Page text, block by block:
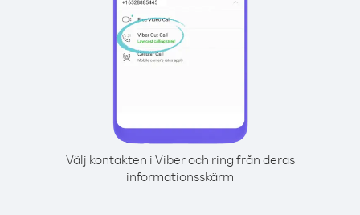
Välj kontakten i Viber och ring från deras
informationsskärm